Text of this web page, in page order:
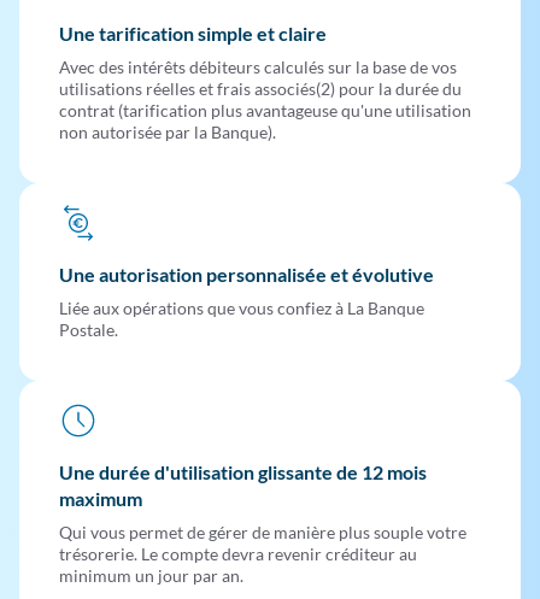
Une tarification simple et claire
Avec des intérêts débiteurs calculés sur la base de vos
utilisations réelles et frais associés(2) pour la durée du
contrat (tarification plus avantageuse qu'une utilisation
non autorisée par la Banque).
Une autorisation personnalisée et évolutive
Liée aux opérations que vous confiez à La Banque
Postale.
Une durée d'utilisation glissante de 12 mois
maximum
Qui vous permet de gérer de manière plus souple votre
trésorerie. Le compte devra revenir créditeur au
minimum un jour par an.